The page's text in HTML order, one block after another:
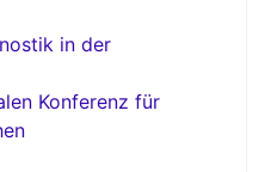
in der
Konferenz für